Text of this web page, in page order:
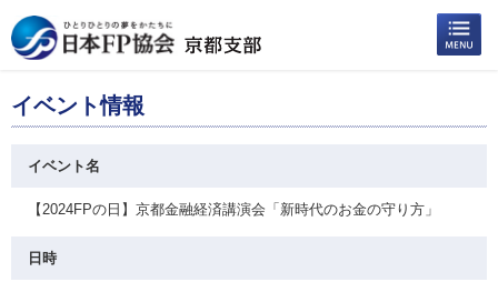
イベント情報
イベント名
【2024FPの日】京都金融経済講演会「新時代のお金の守り方」
日時